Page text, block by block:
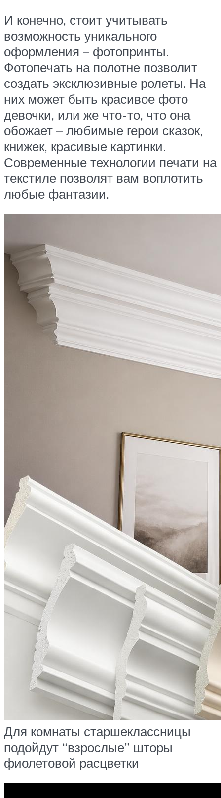
И конечно, стоит учитывать
возможность уникального
оформления – фотопринты.
Фотопечать на полотне позволит
создать эксклюзивные ролеты. На
них может быть красивое фото
девочки, или же что-то, что она
обожает – любимые герои сказок,
книжек, красивые картинки.
Современные технологии печати на
текстиле позволят вам воплотить
любые фантазии.
Для комнаты старшеклассницы
подойдут “взрослые” шторы
фиолетовой расцветки